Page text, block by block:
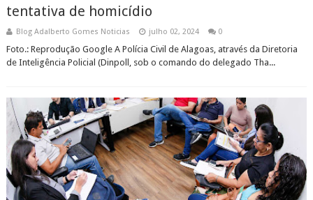
tentativa de homicídio
Blog Adalberto Gomes Noticias julho 02, 2024 0
Foto.: Reprodução Google A Polícia Civil de Alagoas, através da Diretoria
de Inteligência Policial (Dinpoll, sob o comando do delegado Tha...